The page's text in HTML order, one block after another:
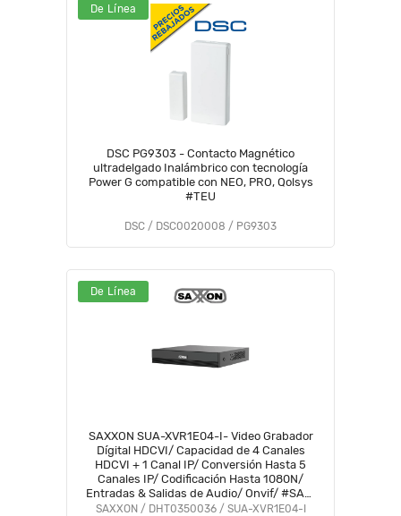
De Línea
DSC PG9303 - Contacto Magnético
ultradelgado Inalámbrico con tecnología
Power G compatible con NEO, PRO, Qolsys
#TEU
DSC / DSC0020008 / PG9303
De Línea
SAXXON SUA-XVR1E04-I- Video Grabador
Dígital HDCVI/ Capacidad de 4 Canales
HDCVI + 1 Canal IP/ Conversión Hasta 5
Canales IP/ Codificación Hasta 1080N/
Entradas & Salidas de Audio/ Onvif/ #SAXI
#SAGR #GSA #VolSX #SAXO
SAXXON / DHT0350036 / SUA-XVR1E04-I